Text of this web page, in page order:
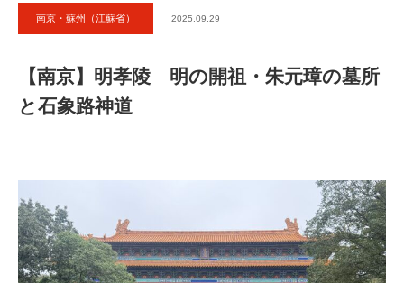
南京・蘇州（江蘇省） 2025.09.29
【南京】明孝陵 明の開祖・朱元璋の墓所
と石象路神道